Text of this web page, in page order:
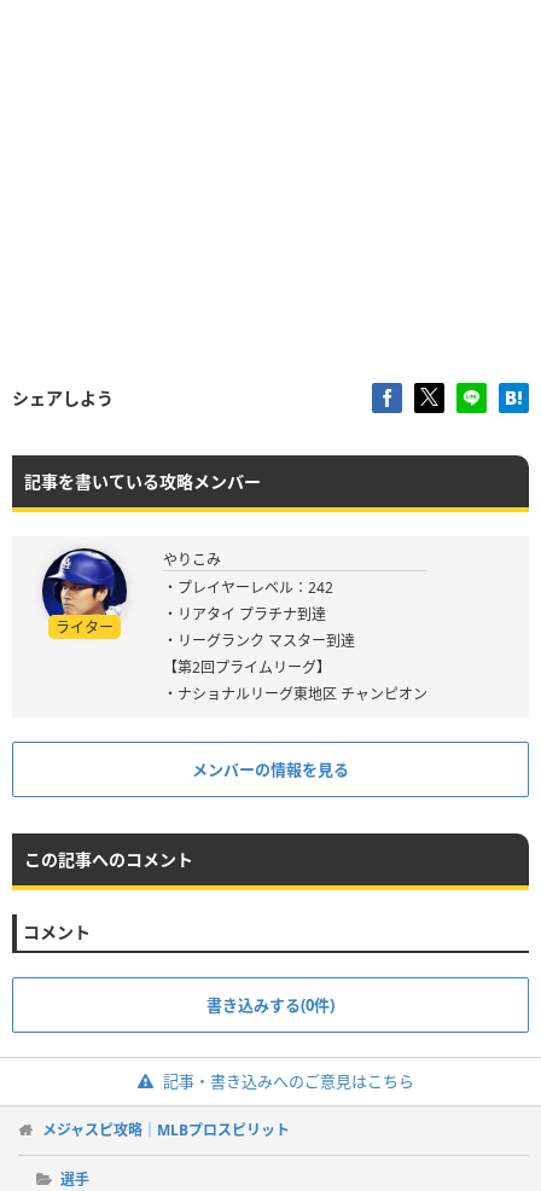
シェアしよう
記事を書いている攻略メンバー
ライター
やりこみ
・プレイヤーレベル：242
・リアタイ プラチナ到達
・リーグランク マスター到達
【第2回プライムリーグ】
・ナショナルリーグ東地区 チャンピオン
メンバーの情報を見る
この記事へのコメント
コメント
書き込みする(0件)
記事・書き込みへのご意見はこちら
メジャスピ攻略｜MLBプロスピリット
選手